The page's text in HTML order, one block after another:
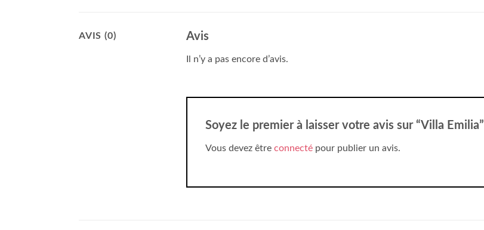
AVIS (0) Avis
Il n’y a pas encore d’avis.
Soyez le premier à laisser votre avis sur “Villa Emilia”
Vous devez être connecté pour publier un avis.